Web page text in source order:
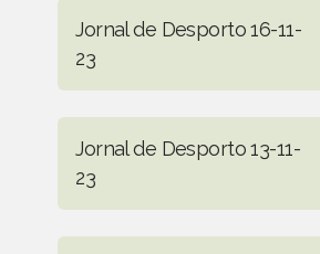
Jornal de Desporto 16-11-
23
Jornal de Desporto 13-11-
23